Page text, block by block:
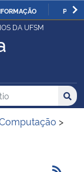
DA UFSM
no Sítio
>